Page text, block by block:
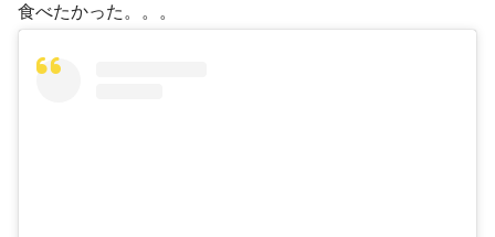
食べたかった。。。